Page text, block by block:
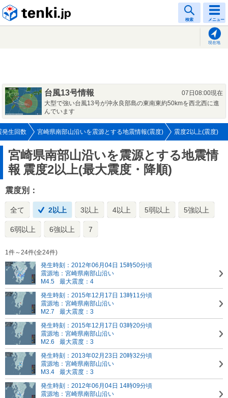
検索 メニュー
現在地
台風13号情報
07日08:00現在
大型で強い台風13号が沖永良部島の東南東約50kmを西北西に進
んでいます
発生回数 宮崎県南部山沿いを震源とする地震情報(震度) 震度2以上(震度)
宮崎県南部山沿いを震源とする地震情
報 震度2以上(最大震度・降順)
震度別：
全て 2以上 3以上 4以上 5弱以上 5強以上
6弱以上 6強以上 7
1件～24件(全24件)
発生時刻：2012年06月04日 15時50分頃
震源地：宮崎県南部山沿い
M4.5
最大震度：4
発生時刻：2015年12月17日 13時11分頃
震源地：宮崎県南部山沿い
M2.7
最大震度：3
発生時刻：2015年12月17日 03時20分頃
震源地：宮崎県南部山沿い
M2.6
最大震度：3
発生時刻：2013年02月23日 20時32分頃
震源地：宮崎県南部山沿い
M3.4
最大震度：3
発生時刻：2012年06月04日 14時09分頃
震源地：宮崎県南部山沿い